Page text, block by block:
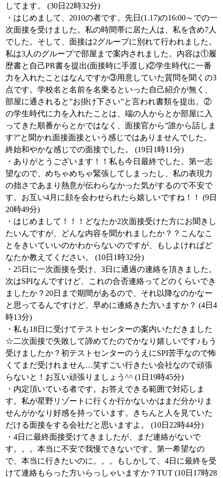
してます。 (30日22時32分)
・はじめまして、2010の者です。先日(1.17)の16:00～での一
次面接を受けました。私の時間帯に居た人は、私を含め7人
でした。そして、面接は2グループに別れて行われました。
私は3人のグループで部屋まで案内されました。内容は①履
歴書と自己PR書を提出(面接時に手渡し)②学生時代に一番
力を入れたことはなんですか③用意していた質問を聞くの3
点です。学校名と名前を名乗るといった自己紹介が無く、
部屋に通されると”お掛け下さい”と言われ書類を提出。②
の学生時代に力を入れたことは、端の人からとか部屋に入
ってきた順番からとかではなく、面接官から”誰から話しま
す?”と聞かれ面接面接という感じではありませんでした。
終始和やかな感じでの面接でした。 (19日1時11分)
・ありがとうございます！！私も今日最終でした。第一志
望なので、めちゃめちゃ緊張してしまったし、私の表現力
の拙さであまり熱意が伝わらなかった気がするので不安で
す。お互い4月に顔を会わせられたら嬉しいですね！！ (9日
20時49分)
・はじめまして！！！どなたか2次面接受けた方にお聞きし
たいんですが、どんな内容を聞かれましたか？？こんなこ
とをきいていいのかわからないのですが、もしよければど
なたか教えてください。 (10日1時32分)
・25日に一次面接を受け、3日に通過の連絡を頂きました。
次はSPIなんですけど、これの合否連絡ってどのくらいでき
ましたか？20日まで期間があるので、それ以降なのかなー
と思ってるんですけど、早めに連絡きた方いますか？ (4日4
時13分)
・私も18日に受けてテストセンターの案内いただきました
☆二次面接で失敗して諦めてたのでかなり嬉しいです♪もう
受けましたか？初テストセンターのうえにSPI苦手なので怖
くてまだ受けれません…笑すごい行きたい会社なので頑張
らないと！お互い頑張りましょう^^ (1日19時45分)
・内定頂いている者です。お答えできる範囲で対応しま
す。私が星野リゾートに行くか行かないかはまだ分かりま
せんがかなり好感を持っています。きちんと人を見ていた
だける面接をする会社だと思いますよ。 (10日22時44分)
・4日に最終面接受けてきましたが、まだ連絡がないで
す。。。本当に不安で我慢できないです。第一希望なの
で、本当に行きたいのに。。。もしかして、4日に最終を受
けて連絡もらった方いらっしゃいますか？TUT (10日17時28